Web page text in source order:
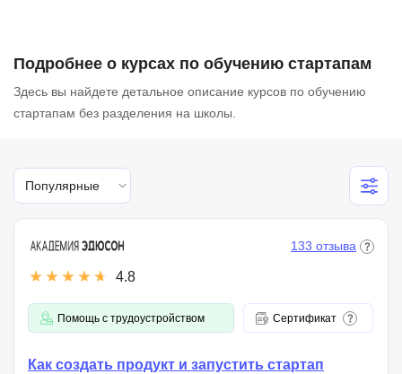
Подробнее о курсах по обучению стартапам
Здесь вы найдете детальное описание курсов по обучению
стартапам без разделения на школы.
Популярные
4.8
133 отзыва
Помощь с трудоустройством Сертификат
Как создать продукт и запустить стартап